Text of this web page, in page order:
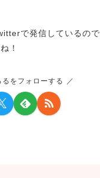
で発信しているので
！
るをフォローする